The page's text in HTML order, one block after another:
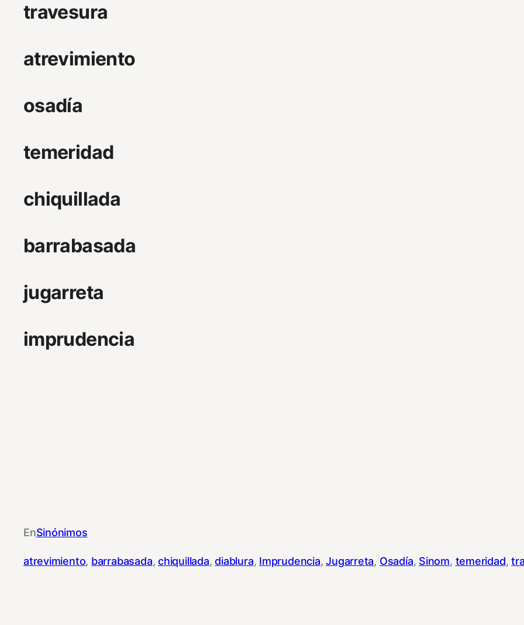
travesura
atrevimiento
osadía
temeridad
chiquillada
barrabasada
jugarreta
imprudencia
EnSinónimos
atrevimiento, barrabasada, chiquillada, diablura, Imprudencia, Jugarreta, Osadía, Sinom, temeridad,